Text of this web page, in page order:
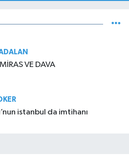
VE DAVA
istanbul da imtihanı